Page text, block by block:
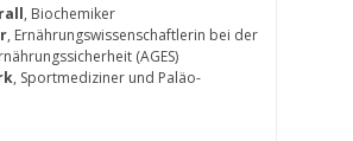
, Biochemiker
, Ernährungswissenschaftlerin bei der
(AGES)
, Sportmediziner und Paläo-